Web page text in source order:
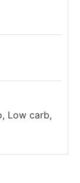
Low carb,